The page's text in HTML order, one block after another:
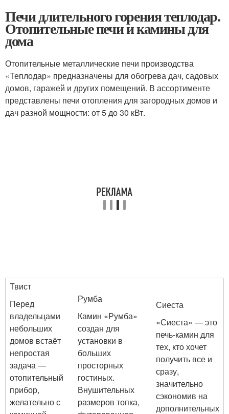
Печи длительного горения теплодар.
Отопительные печи и камины для
дома
Отопительные металлические печи производства
«Теплодар» предназначены для обогрева дач, садовых
домов, гаражей и других помещений. В ассортименте
представлены печи отопления для загородных домов и
дач разной мощности: от 5 до 30 кВт.
Твист
Перед
владельцами
небольших
домов встаёт
непростая
задача —
отопительный
прибор,
желательно с
Румба
Камин «Румба»
создан для
установки в
больших
просторных
гостиных.
Внушительных
размеров топка,
Сиеста
«Сиеста» — это
печь-камин для
тех, кто хочет
получить все и
сразу,
значительно
сэкономив на
дополнительных